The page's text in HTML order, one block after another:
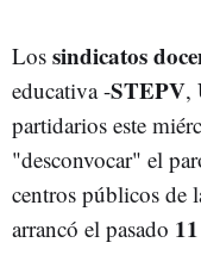
Los sindicatos
educativa -STEPV,
partidarios este
"desconvocar" el
centros públicos de
arrancó el pasado